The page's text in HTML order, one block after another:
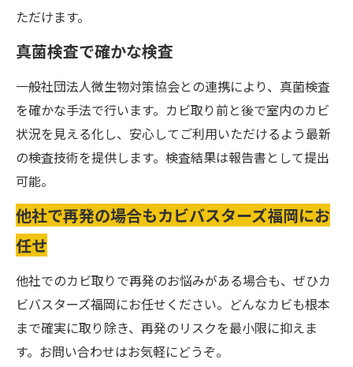
ただけます。
真菌検査で確かな検査
一般社団法人微生物対策協会との連携により、真菌検査
を確かな手法で行います。カビ取り前と後で室内のカビ
状況を見える化し、安心してご利用いただけるよう最新
の検査技術を提供します。検査結果は報告書として提出
可能。
他社で再発の場合もカビバスターズ福岡にお
任せ
他社でのカビ取りで再発のお悩みがある場合も、ぜひカ
ビバスターズ福岡にお任せください。どんなカビも根本
まで確実に取り除き、再発のリスクを最小限に抑えま
す。お問い合わせはお気軽にどうぞ。